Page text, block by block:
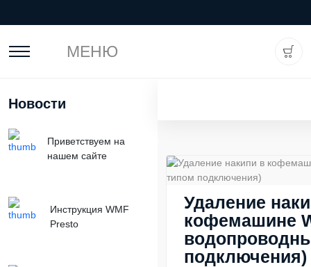
МЕНЮ
Новости
Приветствуем на
нашем сайте
Инструкция WMF
Presto
Удаление
кофемашине
подключения)